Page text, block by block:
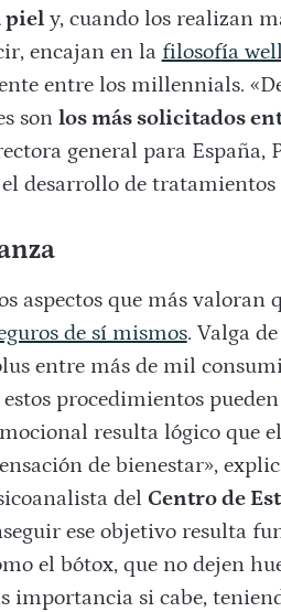
piely, cuando los realizan
encajan en la filosofía
entre los millennials.
son los más solicitados
general para España,
desarrollo de tratamientos
aspectos que más valoran
de sí mismos. Valga
entre más de mil
procedimientos
resulta lógico que
de bienestar»,
del Centro de
ese objetivo resulta
el bótox, que no dejen
importancia si cabe,